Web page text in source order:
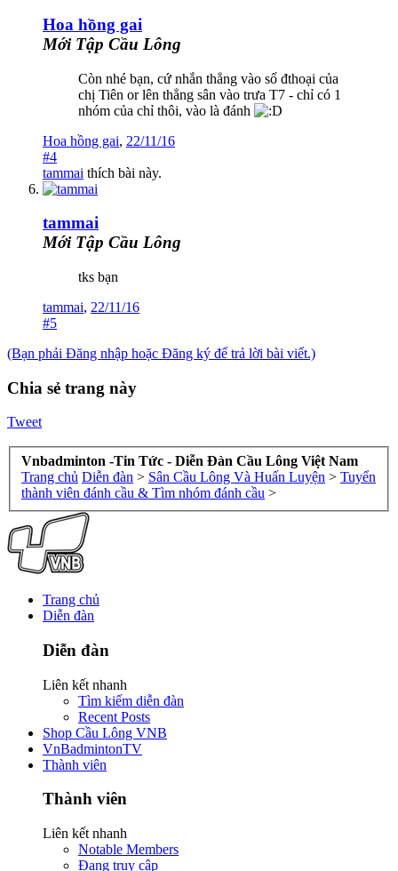
Hoa hồng gai
Mới Tập Cầu Lông
Còn nhé bạn, cứ nhắn thẳng vào số đthoại của
chị Tiên or lên thẳng sân vào trưa T7 - chỉ có 1
nhóm của chỉ thôi, vào là đánh
Hoa hồng gai, 22/11/16
#4
tammai thích bài này.
tammai
Mới Tập Cầu Lông
tks bạn
tammai, 22/11/16
#5
(Bạn phải Đăng nhập hoặc Đăng ký để trả lời bài viết.)
Chia sẻ trang này
Tweet
Vnbadminton -Tin Tức - Diễn Đàn Cầu Lông Việt Nam
Trang chủ Diễn đàn > Sân Cầu Lông Và Huấn Luyện > Tuyển
thành viên đánh cầu & Tìm nhóm đánh cầu >
Trang chủ
Diễn đàn
Diễn đàn
Liên kết nhanh
Tìm kiếm diễn đàn
Recent Posts
Shop Cầu Lông VNB
VnBadmintonTV
Thành viên
Thành viên
Liên kết nhanh
Notable Members
Đang truy cập